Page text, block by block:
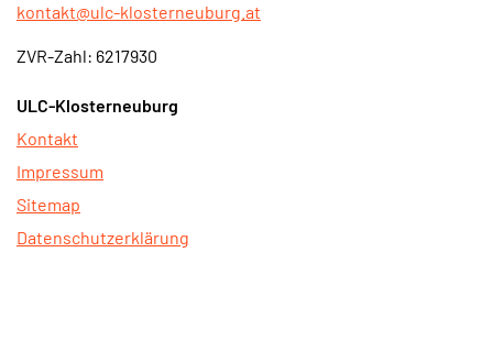
kontakt@ulc-klosterneuburg.at
ZVR-Zahl: 6217930
ULC-Klosterneuburg
Kontakt
Impressum
Sitemap
Datenschutzerklärung